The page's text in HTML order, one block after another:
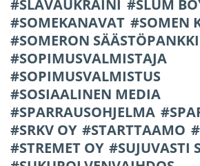
SLAVAUKRAINI
SLUM
SOMEKANAVAT
SOMEN
SOMERON SÄÄSTÖPANKKI
SOPIMUSVALMISTAJA
SOPIMUSVALMISTUS
SOSIAALINEN MEDIA
SPARRAUSOHJELMA
SRKV OY
STARTTAAMO
STREMET OY
SUJUVASTI